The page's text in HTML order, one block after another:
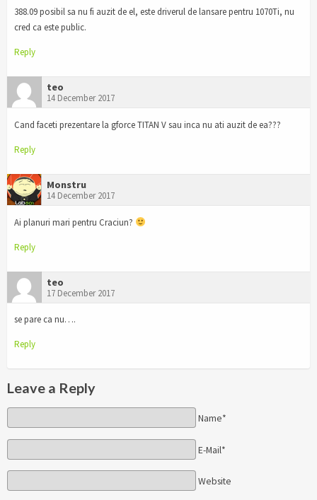
388.09 posibil sa nu fi auzit de el, este driverul de lansare pentru 1070Ti, nu
cred ca este public.
Reply
teo
14 December 2017
Cand faceti prezentare la gforce TITAN V sau inca nu ati auzit de ea???
Reply
Monstru
14 December 2017
Ai planuri mari pentru Craciun?
Reply
teo
17 December 2017
se pare ca nu….
Reply
Leave a Reply
Name*
E-Mail*
Website